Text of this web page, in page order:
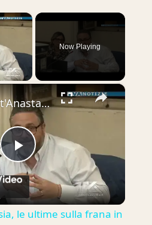
×
Video
Now Playing
×
Play
Video
Motta Sant'Anastasia, le ultime sulla frana in zona ponte
le ultime sulla frana in